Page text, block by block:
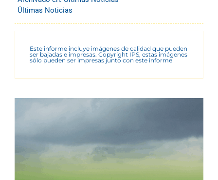
Últimas Noticias
Este informe incluye imágenes de calidad que pueden
ser bajadas e impresas. Copyright IPS, estas imágenes
sólo pueden ser impresas junto con este informe